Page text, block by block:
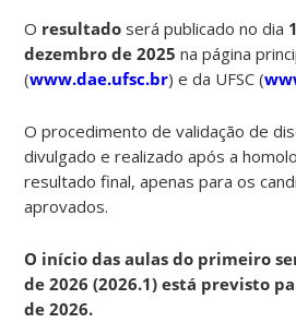
O resultadoserá publicado no dia
dezembro de 2025 na página
(www.dae.ufsc.br) e da UFSC (
O procedimento de validação de
divulgado e realizado após a
resultado final, apenas para os
aprovados.
O início das aulas do primeiro
de 2026 (2026.1) está previsto
de 2026.